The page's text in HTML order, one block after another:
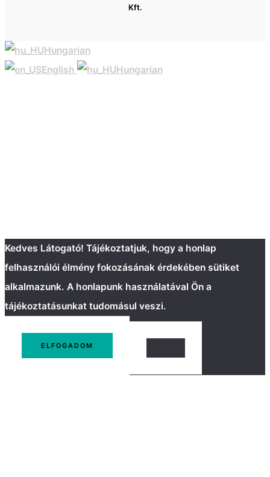
Kft.
Hungarian
English
Hungarian
Kedves Látogató! Tájékoztatjuk, hogy a honlap
felhasználói élmény fokozásának érdekében sütiket
alkalmazunk. A honlapunk használatával Ön a
tájékoztatásunkat tudomásul veszi.
ELFOGADOM